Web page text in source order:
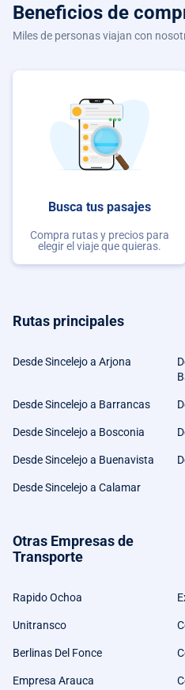
Beneficios de
Miles de personas viajan con
Busca tus pasajes
Compra rutas y precios para
elegir el viaje que quieras.
Rutas principales
Desde Sincelejo a Arjona
Desde Sincelejo a Barrancas
Desde Sincelejo a Bosconia
Desde Sincelejo a Buenavista
Desde Sincelejo a Calamar
Otras Empresas de
Transporte
Rapido Ochoa
Unitransco
Berlinas Del Fonce
Empresa Arauca